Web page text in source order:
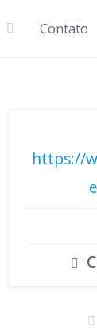
Contato
https://